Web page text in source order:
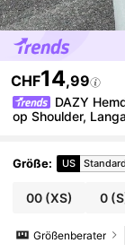
CHF14,99
DAZY
op Shoulder,
Größe: US Standard
00(XS) 0
Größenberater